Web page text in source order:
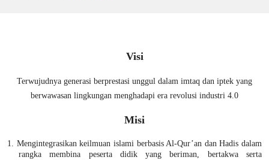
Visi
Terwujudnya generasi berprestasi unggul dalam imtaq dan iptek yang
berwawasan lingkungan menghadapi era revolusi industri 4.0
Misi
1. Mengintegrasikan keilmuan islami berbasis Al-Qur’an dan Hadis dalam
rangkamembina peserta didik yang beriman, bertakwa serta